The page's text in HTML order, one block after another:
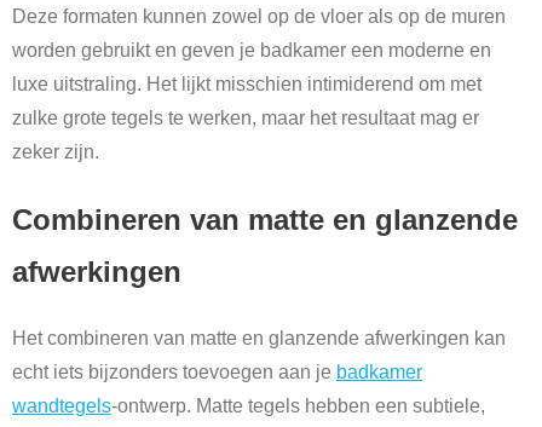
Deze formaten kunnen zowel op de vloer als op de muren
worden gebruikt en geven je badkamer een moderne en
luxe uitstraling. Het lijkt misschien intimiderend om met
zulke grote tegels te werken, maar het resultaat mag er
zeker zijn.
Combineren van matte en glanzende
afwerkingen
Het combineren van matte en glanzende afwerkingen kan
echt iets bijzonders toevoegen aan je badkamer
wandtegels-ontwerp. Matte tegels hebben een subtiele,